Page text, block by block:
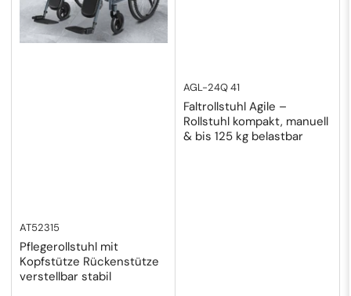
AT52315
Pflegerollstuhl mit
Kopfstütze Rückenstütze
verstellbar stabil
AGL-24Q 41
Faltrollstuhl Agile –
Rollstuhl kompakt, manuell
& bis 125 kg belastbar